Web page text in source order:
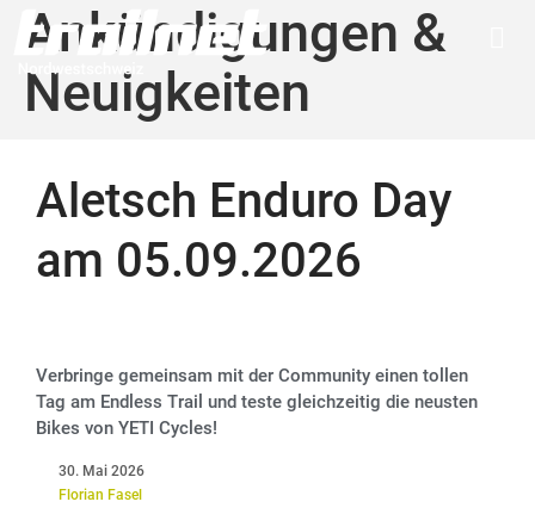
Ankündigungen &
Neuigkeiten
Aletsch Enduro Day
am 05.09.2026
Verbringe gemeinsam mit der Community einen tollen
Tag am Endless Trail und teste gleichzeitig die neusten
Bikes von YETI Cycles!
30. Mai 2026
Florian Fasel